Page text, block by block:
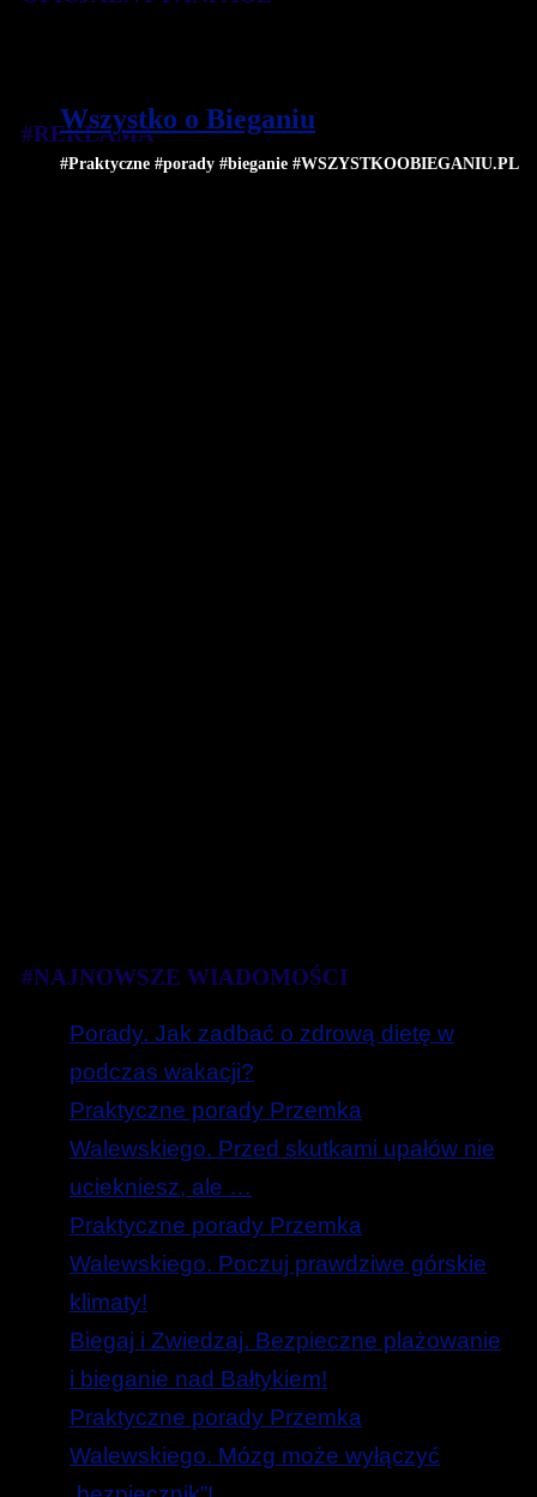
Wszystko o Bieganiu
#Praktyczne #porady #bieganie #WSZYSTKOOBIEGANIU.PL
#REKLAMA
#NAJNOWSZE WIADOMOŚCI
Porady. Jak zadbać o zdrową dietę w
podczas wakacji?
Praktyczne porady Przemka
Walewskiego. Przed skutkami upałów nie
uciekniesz, ale …
Praktyczne porady Przemka
Walewskiego. Poczuj prawdziwe górskie
klimaty!
Biegaj i Zwiedzaj. Bezpieczne plażowanie
i bieganie nad Bałtykiem!
Praktyczne porady Przemka
Walewskiego. Mózg może wyłączyć